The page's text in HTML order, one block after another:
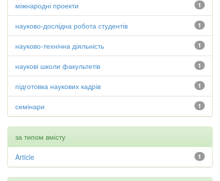
1
міжнародні проекти
1
науково-дослідна робота студентів
1
науково-технічна діяльність
1
наукові школи факультетів
1
підготовка наукових кадрів
1
семінари
за типом вмісту
1
Article